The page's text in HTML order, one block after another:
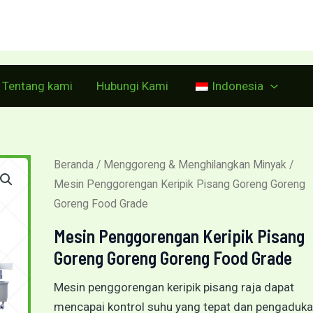
Tentang kami Hubungi Kami Indonesia
Beranda / Menggoreng & Menghilangkan Minyak /
Mesin Penggorengan Keripik Pisang Goreng Goreng
Goreng Food Grade
Mesin Penggorengan Keripik Pisang
Goreng Goreng Goreng Food Grade
Mesin penggorengan keripik pisang raja dapat
mencapai kontrol suhu yang tepat dan